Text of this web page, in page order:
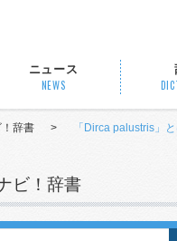
ニュース
NEWS
辞書 > 「Dirca palustris」
ビ！辞書